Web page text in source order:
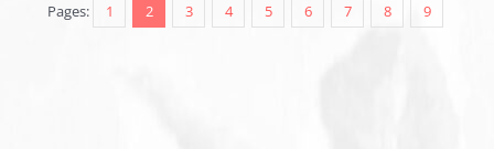
Pages: 1 2 3 4 5 6 7 8 9